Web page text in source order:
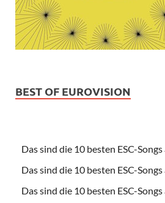
BEST OF EUROVISION
Das sind die 10 besten ESC-
Das sind die 10 besten ESC-
Das sind die 10 besten ESC-